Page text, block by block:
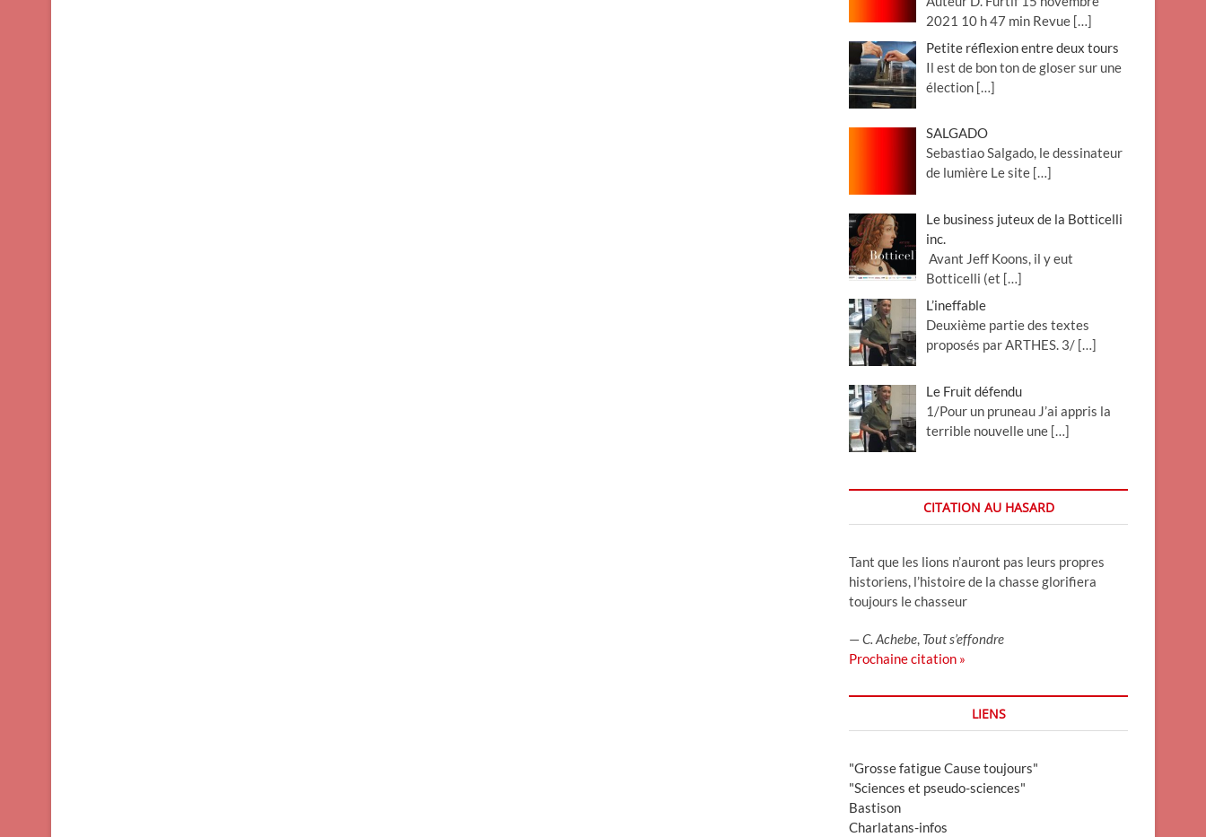
2021 10 h 47 min Revue […]
Petite réflexion entre deux tours
Il est de bon ton de gloser sur une
élection […]
SALGADO
Sebastiao Salgado, le dessinateur
de lumière Le site […]
Le business juteux de la Botticelli
inc.
Avant Jeff Koons, il y eut
Botticelli (et […]
L’ineffable
Deuxième partie des textes
proposés par ARTHES. 3/ […]
Le Fruit défendu
1/Pour un pruneau J’ai appris la
terrible nouvelle une […]
CITATION AU HASARD
Tant que les lions n’auront pas leurs propres
historiens, l’histoire de la chasse glorifiera
toujours le chasseur
—C. Achebe, Tout s’effondre
Prochaine citation »
LIENS
"Grosse fatigue Cause toujours"
"Sciences et pseudo-sciences"
Bastison
Charlatans-infos